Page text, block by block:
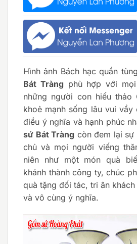
Hình ảnh Bách hạc quần
Bát Tràng phù hợp với
những người con hiếu thảo
khoẻ mạnh sống lâu vui vầy
điều ý nghĩa và hạnh phúc
sứ Bát Tràng còn đem lại sự
chủ và mọi người viếng
niên như một món quà
khánh thành công ty, chúc
quà tặng đối tác, tri ân
và vô cùng ý nghĩa.